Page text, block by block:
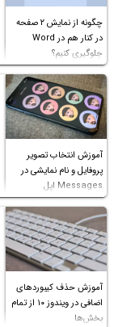
چگونه از نمایش ۲ صفحه
در کنار هم در Word
جلوگیری کنیم؟
آموزش انتخاب تصویر
پروفایل و نام نمایشی در
Messages اپل
آموزش حذف کیبوردهای
اضافی در ویندوز ۱۰ از تمام
بخش‌ها